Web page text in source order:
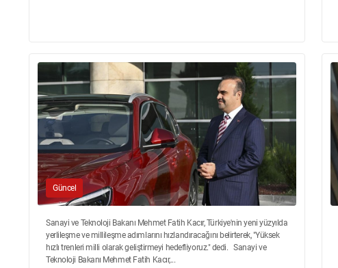
Güncel
Sanayi ve Teknoloji Bakanı Mehmet Fatih Kacır, Türkiye'nin yeni yüzyılda
yerlileşme ve millileşme adımlarını hızlandıracağını belirterek, "Yüksek
hızlı trenleri milli olarak geliştirmeyi hedefliyoruz." dedi. Sanayi ve
Teknoloji Bakanı Mehmet Fatih Kacır,...